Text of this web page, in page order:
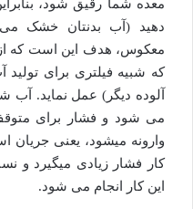
معده شما رقیق شود،
دهید (آب بدنتان خشک
معکوس، هدف این است که
که شبیه فیلتری برای
آلوده دیگر) عمل نماید.
می شود و فشار برای
وارونه میشود، یعنی
کار فشار زیادی میگیرد و
این کار انجام می شود.